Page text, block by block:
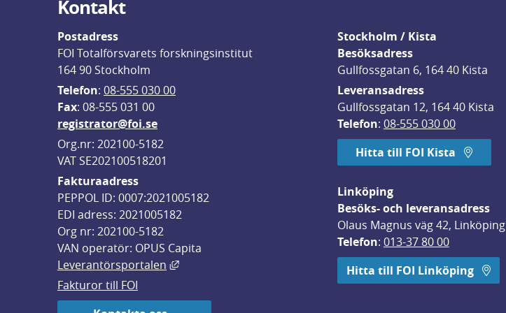
Kontakt
Postadress
FOI Totalförsvarets forskningsinstitut
164 90 Stockholm
Telefon: 08-555 030 00
Fax: 08-555 031 00
registrator@foi.se
Org.nr: 202100-5182
VAT SE202100518201
Fakturaadress
PEPPOL ID: 0007:2021005182
EDI adress: 2021005182
Org nr: 202100-5182
VAN operatör: OPUS Capita
Leverantörsportalen
Länk till annan webbplats, öppnas i nytt fönster.
Fakturor till FOI
Stockholm / Kista
Besöksadress
Gullfossgatan 6, 164 40 Kista
Leveransadress
Gullfossgatan 12, 164 40 Kista
Telefon: 08-555 030 00
Hitta till FOI Kista
Linköping
Besöks- och leveransadress
Olaus Magnus väg 42, Linköping
Telefon: 013-37 80 00
Hitta till FOI Linköping